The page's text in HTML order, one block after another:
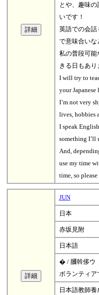
とや、趣味
いです！
英語での会話
で意味合いな
私の普段可能
きる日もあり
I will try to
your Japanese
I’m not very
lives, hobbies
I speak
something I’ll
And,
use my time
time, so
JUN
日本
赤坂見附
日本語
� / 膕斡侈ウ
ボランティア
日本語教師養